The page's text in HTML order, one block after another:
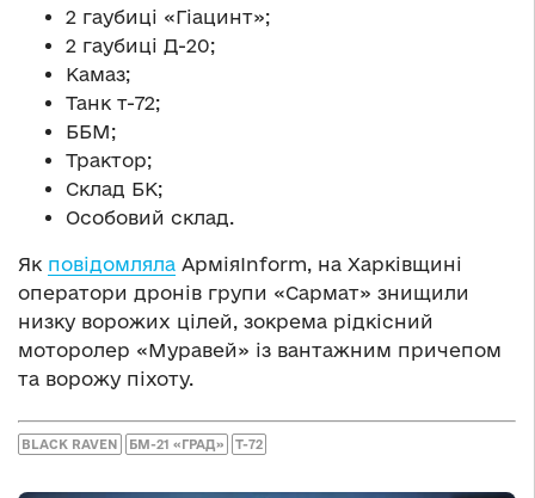
2 гаубиці «Гіацинт»;
2 гаубиці Д-20;
Камаз;
Танк т-72;
ББМ;
Трактор;
Склад БК;
Особовий склад.
Як повідомляла АрміяInform, на Харківщині
оператори дронів групи «Сармат» знищили
низку ворожих цілей, зокрема рідкісний
моторолер «Муравей» із вантажним причепом
та ворожу піхоту.
BLACK RAVEN БМ-21 «ГРАД» Т-72